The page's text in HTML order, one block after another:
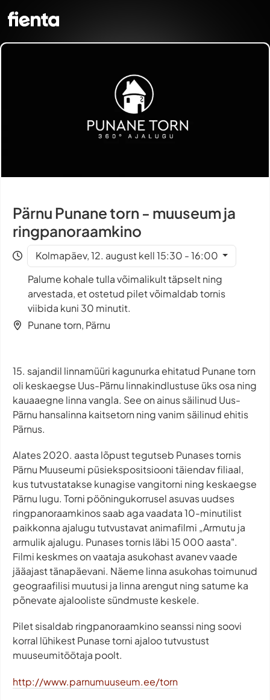
Pärnu Punane torn - muuseum ja
ringpanoraamkino
Kolmapäev, 12. august kell 15:30 - 16:00
Palume kohale tulla võimalikult täpselt ning
arvestada, et ostetud pilet võimaldab tornis
viibida kuni 30 minutit.
Punane torn, Pärnu
15. sajandil linnamüüri kagunurka ehitatud Punane torn
oli keskaegse Uus-Pärnu linnakindlustuse üks osa ning
kauaaegne linna vangla. See on ainus säilinud Uus-
Pärnu hansalinna kaitsetorn ning vanim säilinud ehitis
Pärnus.
Alates 2020. aasta lõpust tegutseb Punases tornis
Pärnu Muuseumi püsiekspositsiooni täiendav filiaal,
kus tutvustatakse kunagise vangitorni ning keskaegse
Pärnu lugu. Torni pööningukorrusel asuvas uudses
ringpanoraamkinos saab aga vaadata 10-minutilist
paikkonna ajalugu tutvustavat animafilmi „Armutu ja
armulik ajalugu. Punases tornis läbi 15 000 aasta".
Filmi keskmes on vaataja asukohast avanev vaade
jääajast tänapäevani. Näeme linna asukohas toimunud
geograafilisi muutusi ja linna arengut ning satume ka
põnevate ajalooliste sündmuste keskele.
Pilet sisaldab ringpanoraamkino seanssi ning soovi
korral lühikest Punase torni ajaloo tutvustust
muuseumitöötaja poolt.
http://www.parnumuuseum.ee/torn